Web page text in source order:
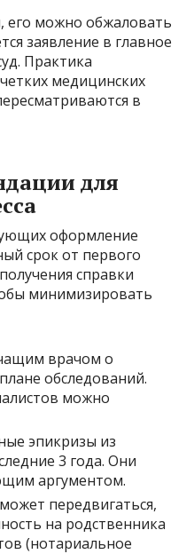
его можно обжаловать
заявление в главное
Практика
медицинских
в
для
оформление
срок от первого
справки
минимизировать
врачом о
обследований.
можно
эпикризы из
3 года. Они
аргументом.
передвигаться,
на родственника
(нотариальное